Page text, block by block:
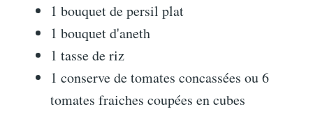
1 bouquet de persil plat
1 bouquet d'aneth
1 tasse de riz
1 conserve de tomates concassées ou 6
tomates fraiches coupées en cubes